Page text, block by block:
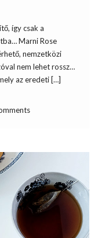
így csak a
Marni Rose
nemzetközi
nem lehet rossz…
az eredeti […]